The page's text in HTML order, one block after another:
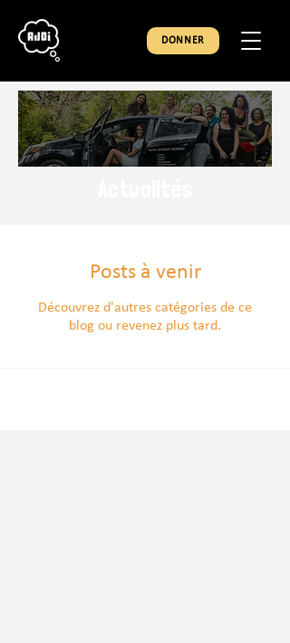
DONNER
Posts à venir
Découvrez d'autres catégories de ce
blog ou revenez plus tard.